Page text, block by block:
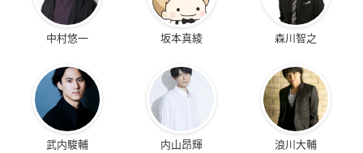
中村悠一 坂本真綾 森川智之
武内駿輔 内山昂輝 浪川大輔